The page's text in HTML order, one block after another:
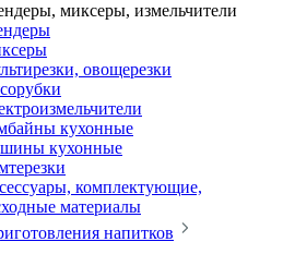
миксеры, измельчители
овощерезки
кухонные
кухонные
комплектующие,
материалы
напитков